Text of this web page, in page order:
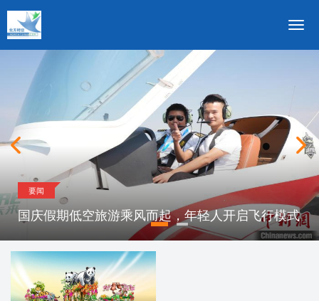
切
导
要闻
国庆假期低空旅游乘风而起，年轻人开启飞行模式